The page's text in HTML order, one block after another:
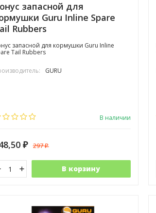
запасной для
Guru Inline Spare
Rubbers
запасной для кормушки Guru Inline
Tail Rubbers
GURU
В наличии
₽ 297₽
В корзину